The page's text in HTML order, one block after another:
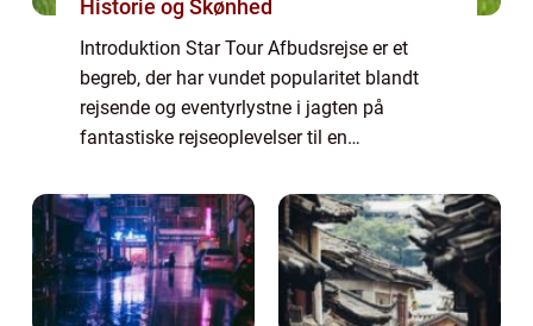
Historie og Skønhed
Introduktion Star Tour Afbudsrejse er et
begreb, der har vundet popularitet blandt
rejsende og eventyrlystne i jagten på
fantastiske rejseoplevelser til en
dybdegående indsigt i, hvad en Star Tour
Afbudsre...